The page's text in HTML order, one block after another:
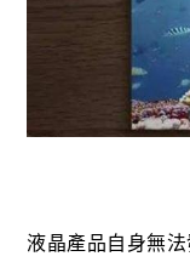
液晶產品自身無